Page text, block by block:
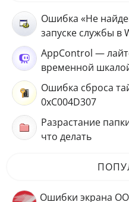
Ошибка «Не
запуске службы в
AppControl —
временной
Ошибка сброса
0xC004D307
Разрастание
что делать
Ошибки экрана